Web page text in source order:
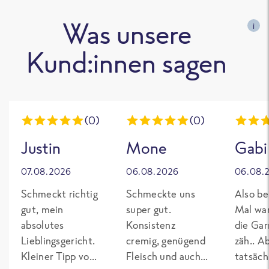
Was unsere
Kund:innen sagen
i
(0)
Justin
07.08.2026
Schmeckt richtig
gut, mein
absolutes
Lieblingsgericht.
Kleiner Tipp von
(0)
Mone
06.08.2026
Schmeckte uns
super gut.
Konsistenz
cremig, genügend
Fleisch und auch
Gabi
Also
Mal
die
zäh..